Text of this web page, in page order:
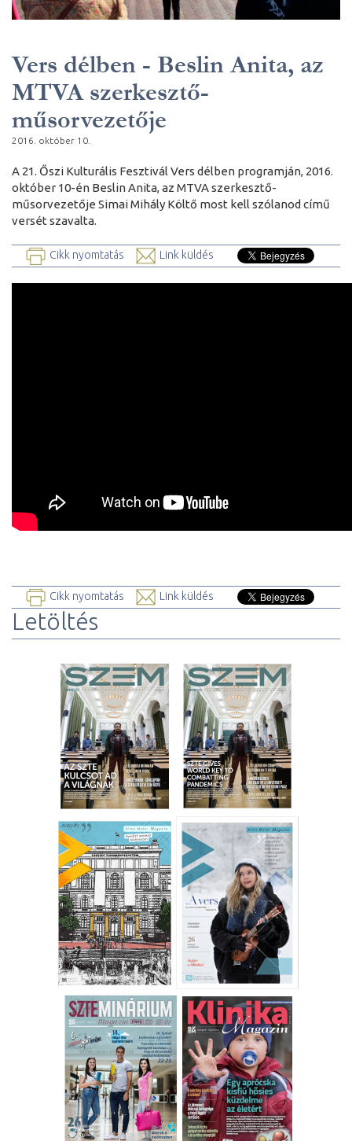
Vers délben - Beslin Anita, az
MTVA szerkesztő-
műsorvezetője
2016. október 10.
A 21. Őszi Kulturális Fesztivál Vers délben programján, 2016.
október 10-én Beslin Anita, az MTVA szerkesztő-
műsorvezetője Simai Mihály Költő most kell szólanod című
versét szavalta.
Cikk nyomtatás Link küldés
Cikk nyomtatás Link küldés
Letöltés